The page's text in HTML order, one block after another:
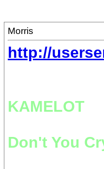
Morris
http://
KAMELOT
Don't You